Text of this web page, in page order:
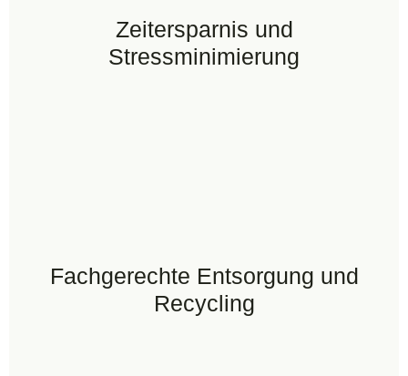
Zeitersparnis und
Stressminimierung
Fachgerechte Entsorgung und
Recycling